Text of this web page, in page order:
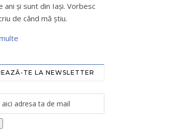
ani şi sunt din Iaşi. Vorbesc
de când mă ştiu.
TE LA NEWSLETTER